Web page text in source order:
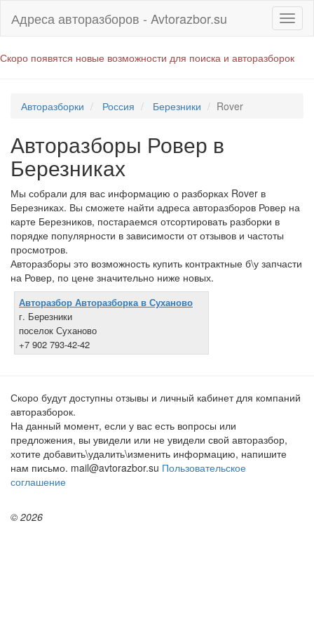
Адреса авторазборов - Avtorazbor.su
Скоро появятся новые возможности для поиска и авторазборок
Авторазборки Россия Березники Rover
Авторазборы Ровер в
Березниках
Мы собрали для вас информацию о разборках Rover в
Березниках. Вы сможете найти адреса авторазборов Ровер на
карте Березников, постараемся отсортировать разборки в
порядке популярности в зависимости от отзывов и частоты
просмотров.
Авторазборы это возможность купить контрактные б\у запчасти
на Ровер, по цене значительно ниже новых.
Авторазбор Авторазборка в Суханово
г. Березники
поселок Суханово
+7 902 793-42-42
Скоро будут доступны отзывы и личный кабинет для компаний
авторазборок.
На данный момент, если у вас есть вопросы или
предложения, вы увидели или не увидели свой авторазбор,
хотите добавить\удалить\изменить информацию, напишите
нам письмо. mail@avtorazbor.su Пользовательское
соглашение
© 2026